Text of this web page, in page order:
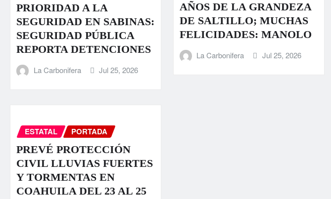
PRIORIDAD A LA
SEGURIDAD EN SABINAS:
SEGURIDAD PÚBLICA
REPORTA DETENCIONES
La Carbonifera Jul 25, 2026
AÑOS DE LA GRANDEZA
DE SALTILLO; MUCHAS
FELICIDADES: MANOLO
La Carbonifera Jul 25, 2026
ESTATAL PORTADA
PREVÉ PROTECCIÓN
CIVIL LLUVIAS FUERTES
Y TORMENTAS EN
COAHUILA DEL 23 AL 25